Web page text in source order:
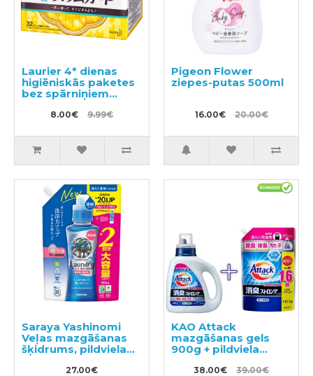
Laurier 4* dienas
higiēniskās paketes
bez spārniņiem
20,5cm 32gab
8.00€ 9.99€
Pigeon Flower
ziepes-putas 500ml
16.00€ 20.00€
Saraya Yashinomi
Veļas mazgāšanas
šķidrums, pildviela
950ml
27.00€
KAO Attack
mazgāšanas gels
900g + pildviela
38.00€ 39.00€